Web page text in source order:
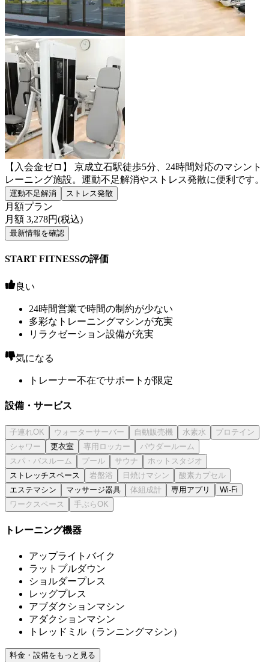
【入会金ゼロ】 京成立石駅徒歩5分、24時間対応のマシント
レーニング施設。運動不足解消やストレス発散に便利です。
運動不足解消 ストレス発散
月額プラン
月額 3,278円(税込)
最新情報を確認
START FITNESSの評価
良い
24時間営業で時間の制約が少ない
多彩なトレーニングマシンが充実
リラクゼーション設備が充実
気になる
トレーナー不在でサポートが限定
設備・サービス
更衣室
ストレッチスペース
エステマシン
マッサージ器具 専用アプリ Wi-Fi
トレーニング機器
アップライトバイク
ラットプルダウン
ショルダープレス
レッグプレス
アブダクションマシン
アダクションマシン
トレッドミル（ランニングマシン）
料金・設備をもっと見る